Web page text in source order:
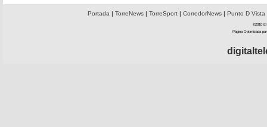
Portada | TorreNews| TorreSport| CorredorNews| Punto D Vista
©2010 El
Página Optimizada